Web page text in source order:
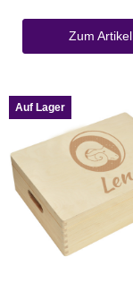
Zum Artikel
Auf Lager